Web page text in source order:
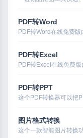
PDF转Word
PDF转Word在线免费
PDF转Excel
PDF转Excel在线免费
PDF转PPT
这个PDF转换器可以把
图片格式转换
这个一款智能图片转换